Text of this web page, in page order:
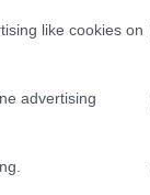
like cookies on
advertising
έχει